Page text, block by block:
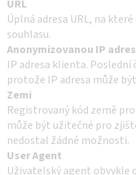
URL
Úplná adresa URL, na
souhlasu.
Anonymizovanou IP
IP adresa klienta. Poslední
protože IP adresa může
Zemi
Registrovaný kód země
může být užitečné pro
nedostal žádné možnosti.
User Agent
Uživatelský agent obvykle